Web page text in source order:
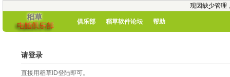
现因缺少管理
俱乐部 稻草软件论坛 帮助
请登录
直接用稻草ID登陆即可。